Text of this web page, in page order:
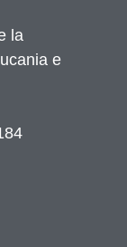
la
e